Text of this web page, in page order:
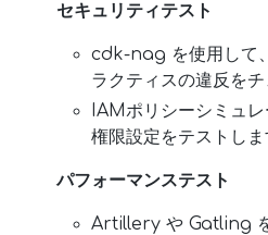
セキュリティテスト
cdk-nag を使用して
ラクティスの違反をチ
IAMポリシーシミュ
権限設定をテストしま
パフォーマンステスト
Artillery や Gatling